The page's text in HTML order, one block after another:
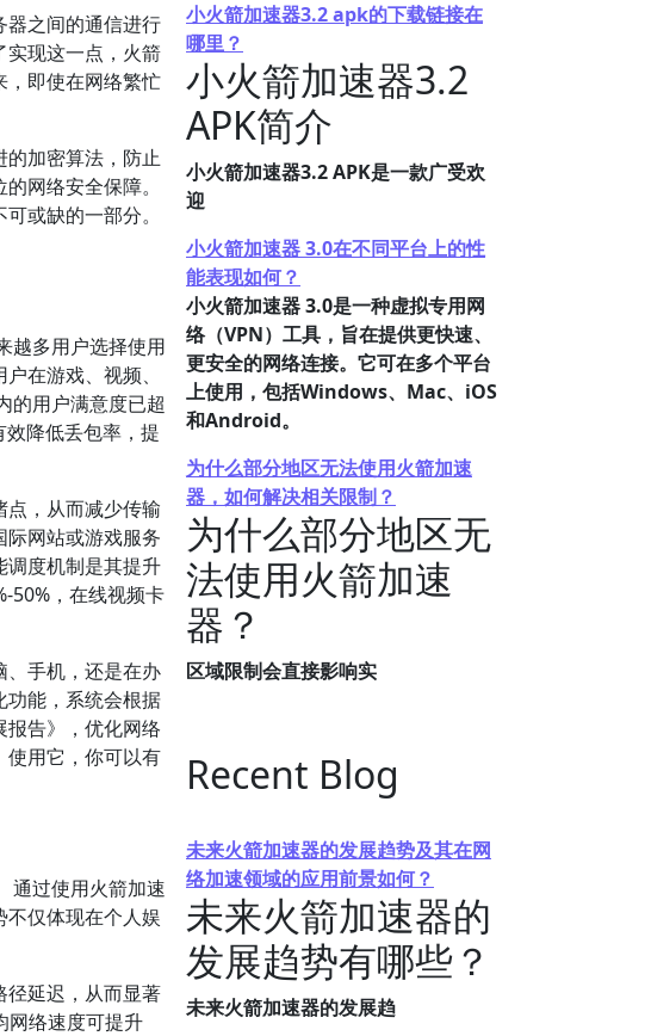
器之间的通信进行
实现这一点，火箭
，即使在网络繁忙
加密算法，防止
网络安全保障。
或缺的一部分。
越多用户选择使用
在游戏、视频、
的用户满意度已超
降低丢包率，提
，从而减少传输
网站或游戏服务
调度机制是其提升
50%，在线视频卡
、手机，还是在办
功能，系统会根据
报告》，优化网络
使用它，你可以有
通过使用火箭加速
仅体现在个人娱
径延迟，从而显著
网络速度可提升
小火箭加速器3.2 apk的下载链接在
哪里？
小火箭加速器3.2
APK简介
小火箭加速器3.2 APK是一款广受欢
迎
小火箭加速器 3.0在不同平台上的性
能表现如何？
小火箭加速器 3.0是一种虚拟专用网
络（VPN）工具，旨在提供更快速、
更安全的网络连接。它可在多个平台
上使用，包括Windows、Mac、iOS
和Android。
为什么部分地区无法使用火箭加速
器，如何解决相关限制？
为什么部分地区无
法使用火箭加速
器？
区域限制会直接影响实
Recent Blog
未来火箭加速器的发展趋势及其在网
络加速领域的应用前景如何？
未来火箭加速器的
发展趋势有哪些？
未来火箭加速器的发展趋